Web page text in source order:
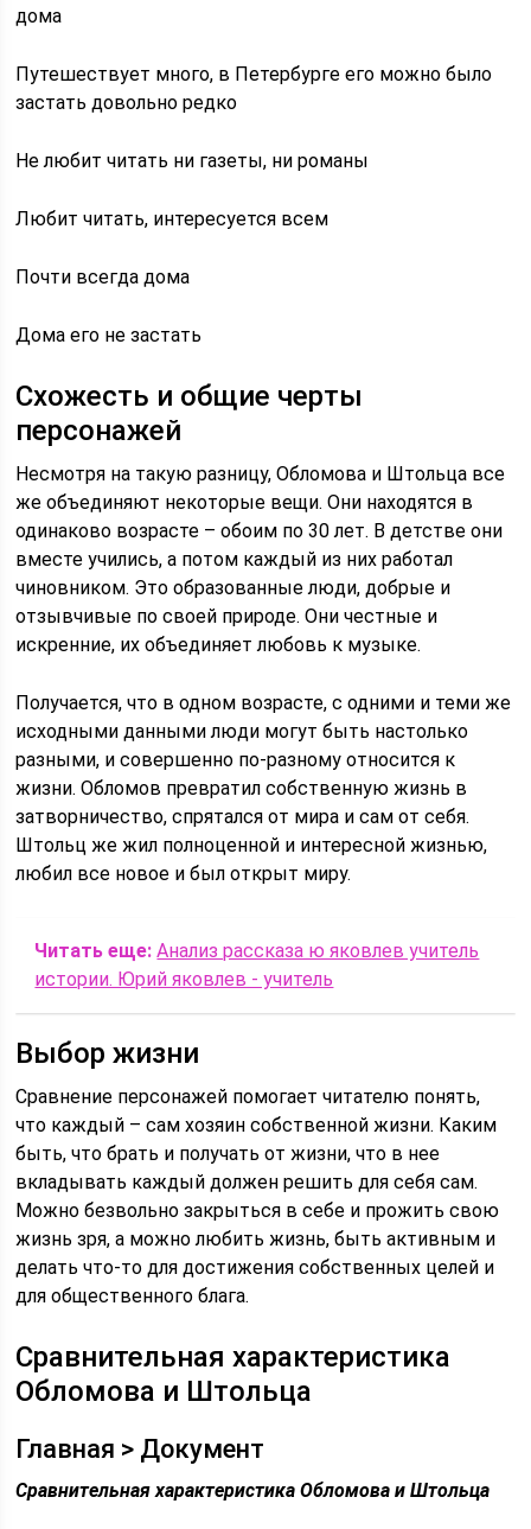
дома
Путешествует много, в Петербурге его можно было
застать довольно редко
Не любит читать ни газеты, ни романы
Любит читать, интересуется всем
Почти всегда дома
Дома его не застать
Схожесть и общие черты
персонажей
Несмотря на такую разницу, Обломова и Штольца все
же объединяют некоторые вещи. Они находятся в
одинаково возрасте – обоим по 30 лет. В детстве они
вместе учились, а потом каждый из них работал
чиновником. Это образованные люди, добрые и
отзывчивые по своей природе. Они честные и
искренние, их объединяет любовь к музыке.
Получается, что в одном возрасте, с одними и теми же
исходными данными люди могут быть настолько
разными, и совершенно по-разному относится к
жизни. Обломов превратил собственную жизнь в
затворничество, спрятался от мира и сам от себя.
Штольц же жил полноценной и интересной жизнью,
любил все новое и был открыт миру.
Читать еще: Анализ рассказа ю яковлев учитель
истории. Юрий яковлев - учитель
Выбор жизни
Сравнение персонажей помогает читателю понять,
что каждый – сам хозяин собственной жизни. Каким
быть, что брать и получать от жизни, что в нее
вкладывать каждый должен решить для себя сам.
Можно безвольно закрыться в себе и прожить свою
жизнь зря, а можно любить жизнь, быть активным и
делать что-то для достижения собственных целей и
для общественного блага.
Сравнительная характеристика
Обломова и Штольца
Главная > Документ
Сравнительная характеристика Обломова и Штольца